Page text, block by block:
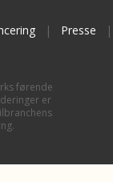
| Presse
|
førende
er